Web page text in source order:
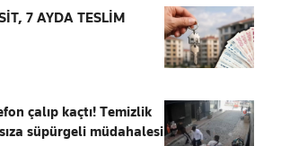
7 AYDA TESLİM
çalıp kaçtı! Temizlik
süpürgeli müdahalesi